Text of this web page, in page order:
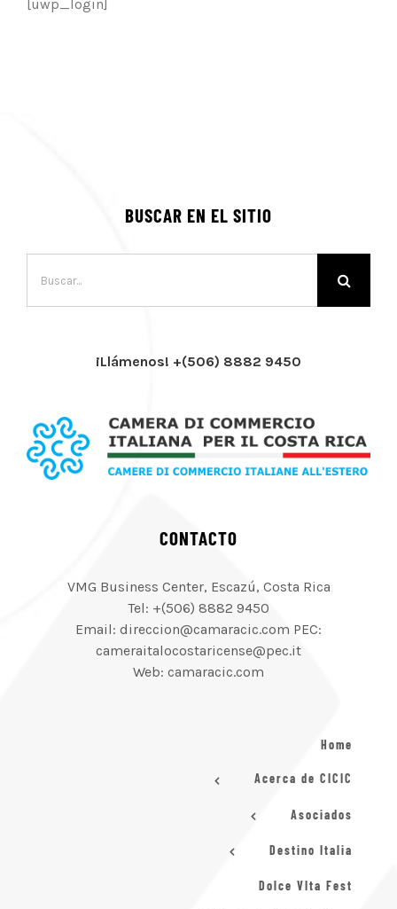
[uwp_login]
BUSCAR EN EL SITIO
¡Llámenos! +(506) 8882 9450
CONTACTO
VMG Business Center, Escazú, Costa Rica
Tel: +(506) 8882 9450
Email: direccion@camaracic.com PEC:
cameraitalocostaricense@pec.it
Web: camaracic.com
Home
Acerca de CICIC
Asociados
Destino Italia
Dolce VIta Fest